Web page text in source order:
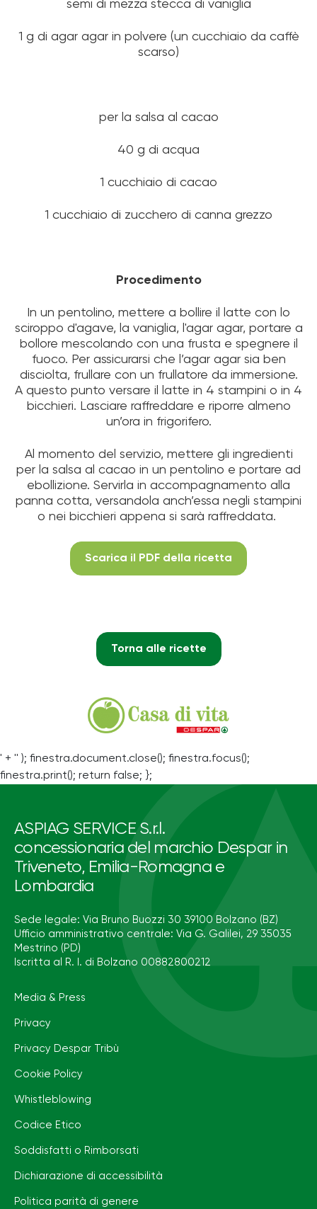
semi di mezza stecca di vaniglia
1 g di agar agar in polvere (un cucchiaio da caffè
scarso)
per la salsa al cacao
40 g di acqua
1 cucchiaio di cacao
1 cucchiaio di zucchero di canna grezzo
Procedimento
In un pentolino, mettere a bollire il latte con lo
sciroppo d'agave, la vaniglia, l'agar agar, portare a
bollore mescolando con una frusta e spegnere il
fuoco. Per assicurarsi che l’agar agar sia ben
disciolta, frullare con un frullatore da immersione.
A questo punto versare il latte in 4 stampini o in 4
bicchieri. Lasciare raffreddare e riporre almeno
un’ora in frigorifero.
Al momento del servizio, mettere gli ingredienti
per la salsa al cacao in un pentolino e portare ad
ebollizione. Servirla in accompagnamento alla
panna cotta, versandola anch’essa negli stampini
o nei bicchieri appena si sarà raffreddata.
Scarica il PDF della ricetta
Torna alle ricette
' + '' ); finestra.document.close(); finestra.focus();
finestra.print(); return false; };
ASPIAG SERVICE S.r.l.
concessionaria del marchio Despar in
Triveneto, Emilia-Romagna e
Lombardia
Sede legale: Via Bruno Buozzi 30 39100 Bolzano (BZ)
Ufficio amministrativo centrale: Via G. Galilei, 29 35035
Mestrino (PD)
Iscritta al R. I. di Bolzano 00882800212
Media & Press
Privacy
Privacy Despar Tribù
Cookie Policy
Whistleblowing
Codice Etico
Soddisfatti o Rimborsati
Dichiarazione di accessibilità
Politica parità di genere